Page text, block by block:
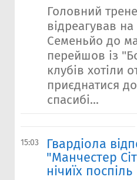
Головний
відреагував
Семеньйо до
перейшов із
клубів хотіли
приєднатися
спасибі...
15:03
Гвардіола
"Манчестер
нічиїх поспіль